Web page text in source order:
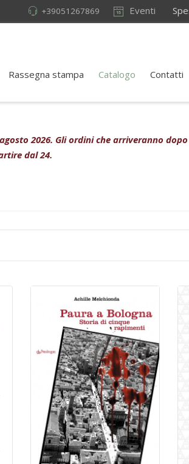
Eventi
+39051267869
Rassegna stampa Catalogo Contatti
2026. Gli ordini che arriveranno
dal 24.